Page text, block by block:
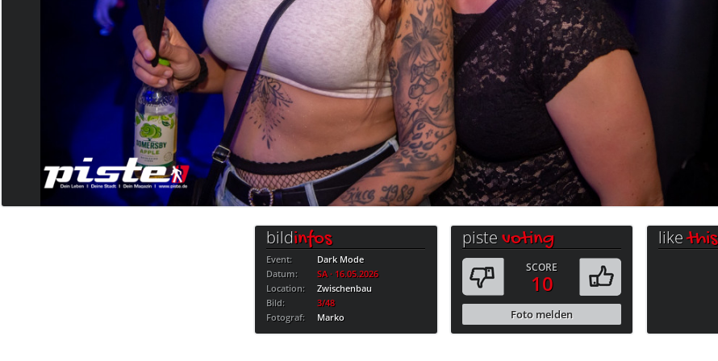
bildinfos
Event:
Dark Mode
Datum:
SA · 16.05.2026
Location:
Zwischenbau
Bild:
3/48
Fotograf:
Marko
pistevoting
SCORE
10
Foto melden
likethis